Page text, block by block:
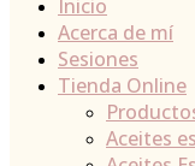
Inicio
Acerca de mí
Sesiones
Tienda Online
Aceites